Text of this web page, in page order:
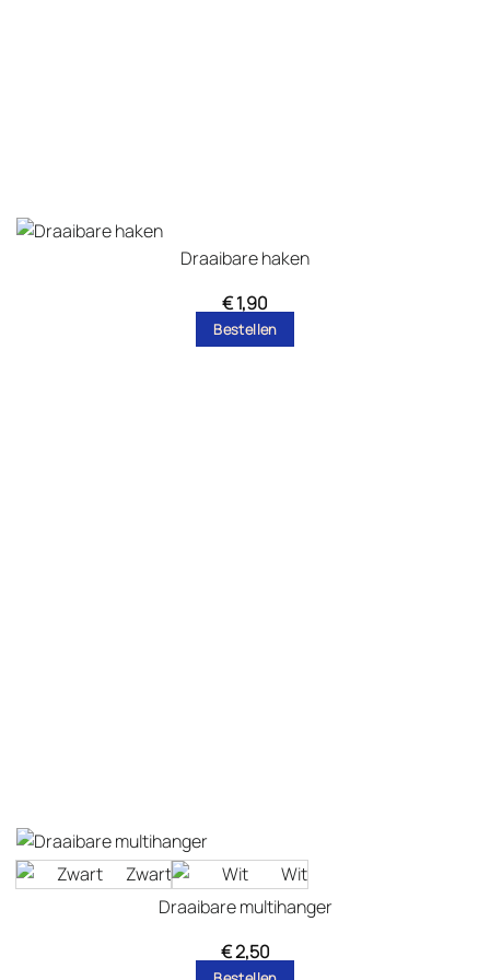
Draaibare haken
€1,90
Bestellen
Zwart
Wit
Draaibare multihanger
€2,50